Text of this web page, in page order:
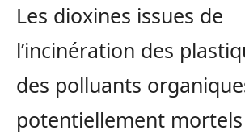
Les dioxines issues de
l’incinération des
des polluants
potentiellement